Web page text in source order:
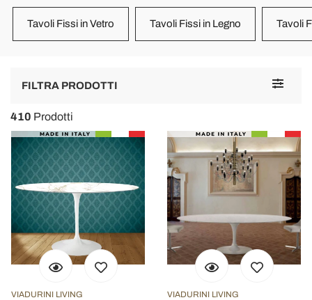
Tavoli Fissi in Vetro Tavoli Fissi in Legno Tavoli
Toggle
FILTRA PRODOTTI
410 Prodotti
VIADURINI LIVING VIADURINI LIVING